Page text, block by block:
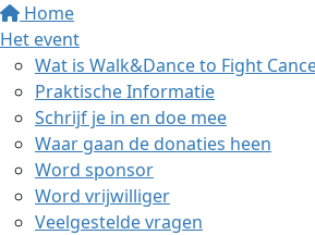
Home
Het event
Wat is Walk&Dance to Fight
Praktische Informatie
Schrijf je in en doe mee
Waar gaan de donaties heen
Word sponsor
Word vrijwilliger
Veelgestelde vragen